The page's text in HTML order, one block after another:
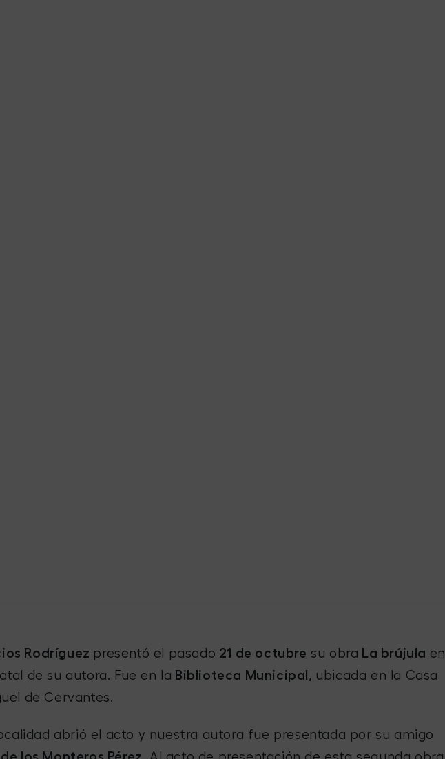
Rodríguez presentó el pasado 21 de octubre su obra La brújula en
de su autora. Fue en la Biblioteca Municipal, ubicada en la Casa
de Cervantes.
abrió el acto y nuestra autora fue presentada por su amigo